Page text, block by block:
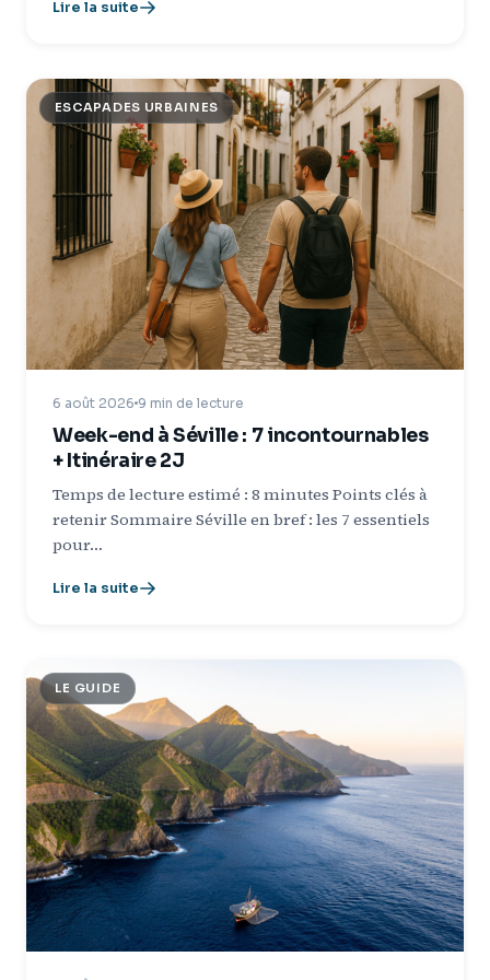
Lire la suite
ESCAPADES URBAINES
6 août 2026 9 min de lecture
Week-end à Séville : 7 incontournables
+ Itinéraire 2J
Temps de lecture estimé : 8 minutes Points clés à
retenir Sommaire Séville en bref : les 7 essentiels
pour…
Lire la suite
LE GUIDE